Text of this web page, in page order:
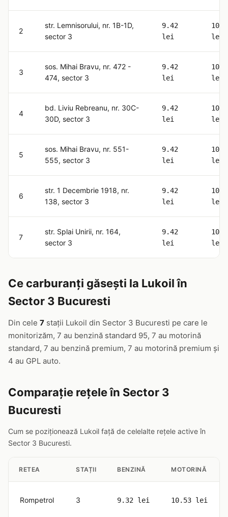
2
str. Lemnisorului, nr. 1B-1D,
sector 3
9.42
lei
lei
3
sos. Mihai Bravu, nr. 472 -
474, sector 3
9.42
lei
lei
4
bd. Liviu Rebreanu, nr. 30C-
30D, sector 3
9.42
lei
lei
5
sos. Mihai Bravu, nr. 551-
555, sector 3
9.42
lei
lei
6
str. 1 Decembrie 1918, nr.
138, sector 3
9.42
lei
lei
7
str. Splai Unirii, nr. 164,
sector 3
9.42
lei
lei
Ce carburanți găsești la Lukoil în
Sector 3 Bucuresti
Din cele 7 stații Lukoil din Sector 3 Bucuresti pe care le
monitorizăm, 7 au benzină standard 95, 7 au motorină
standard, 7 au benzină premium, 7 au motorină premium și
4 au GPL auto.
Comparație rețele în Sector 3
Bucuresti
Cum se poziționează Lukoil față de celelalte rețele active în
Sector 3 Bucuresti.
RETEA STAȚII BENZINĂ MOTORINĂ
Rompetrol 3 9.32 lei 10.53 lei